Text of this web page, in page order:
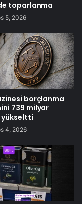
toparlanma
5, 2026
borçlanma
739 milyar
4, 2026